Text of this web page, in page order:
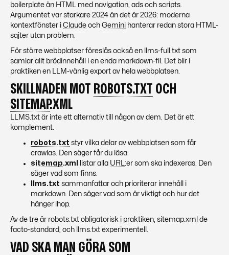
boilerplate än HTML med navigation, ads och scripts.
Argumentet var starkare 2024 än det är 2026: moderna
kontextfönster i Claude och Gemini hanterar redan stora HTML-
sajter utan problem.
För större webbplatser föreslås också en llms-full.txt som
samlar allt brödinnehåll i en enda markdown-fil. Det blir i
praktiken en
LLM-vänlig export av hela webbplatsen.
SKILLNADEN MOT ROBOTS.TXT OCH
SITEMAP.XML
LLMS.txt är inte ett alternativ till någon av dem. Det är ett
komplement.
robots.txt styr vilka delar av webbplatsen som får
crawlas. Den säger får du läsa
sitemap.xml listar alla URL :er som ska indexeras. Den
säger vad som finns
llms.txt sammanfattar och prioriterar innehåll i
markdown. Den säger vad som är viktigt och hur det
hänger ihop
Av de tre är robots.txt obligatorisk i praktiken, sitemap .xml de
facto-standard, och llms.txt experimentell.
VAD SKA MAN GÖRA SOM